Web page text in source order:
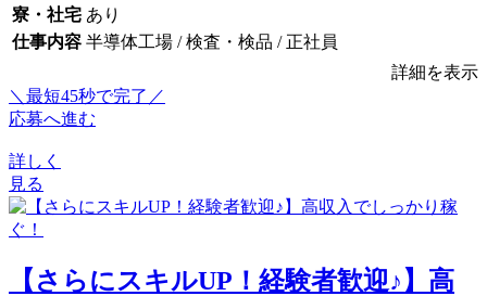
寮・社宅 あり
仕事内容 半導体工場 / 検査・検品 / 正社員
詳細を表示
＼最短45秒で完了／
応募へ進む
詳しく
見る
【さらにスキルUP！経験者歓迎♪】高